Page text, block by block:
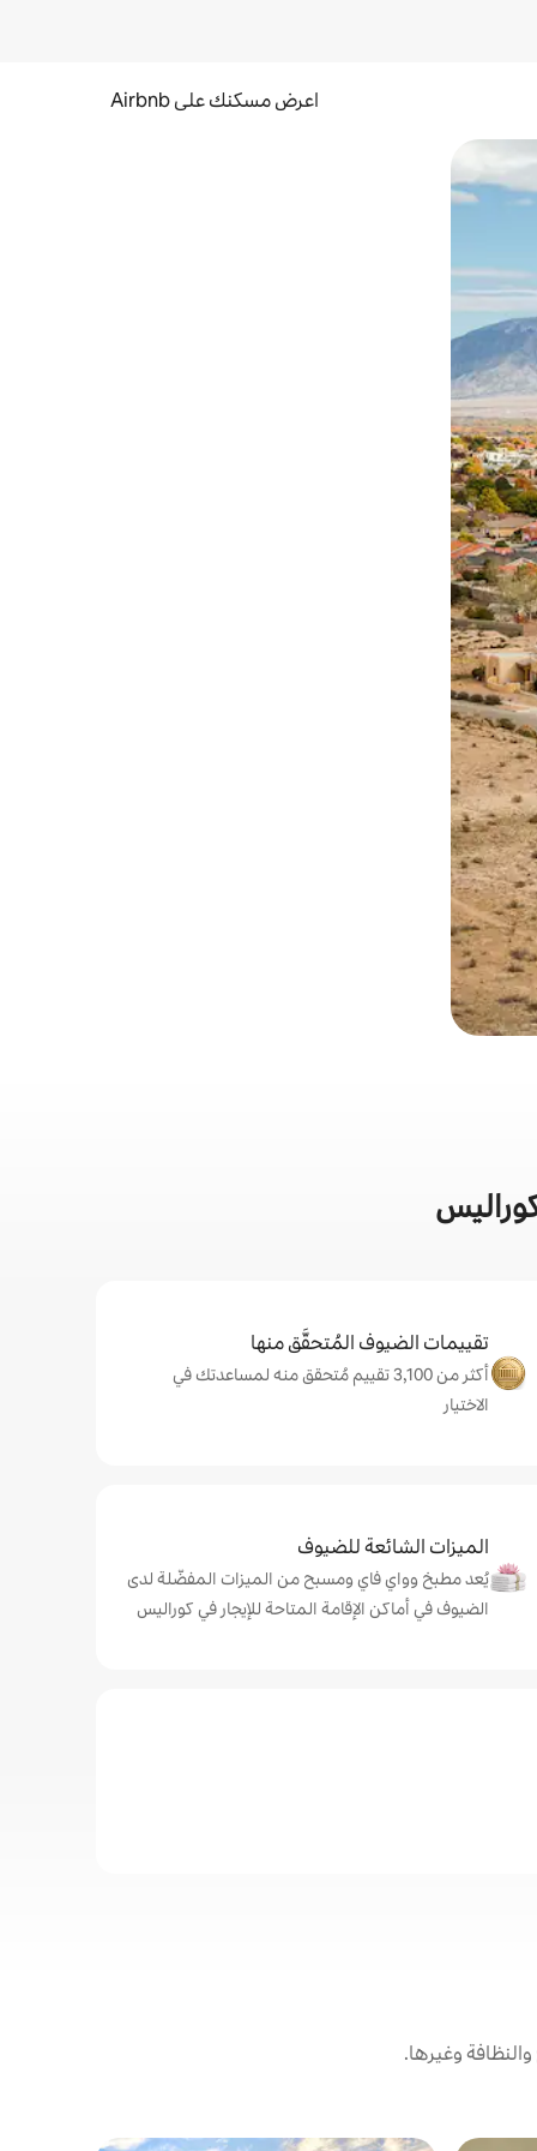
اعرض مسكنك على Airbnb
تقييمات الضيوف المُتحقَّق منها
أكثر من 3,100 تقييم مُتحقق منه لمساعدتك في
الاختيار
الميزات الشائعة للضيوف
يُعد مطبخ وواي فاي ومسبح من الميزات المفضّلة لدى
الضيوف في أماكن الإقامة المتاحة للإيجار في كوراليس
وغيرها.